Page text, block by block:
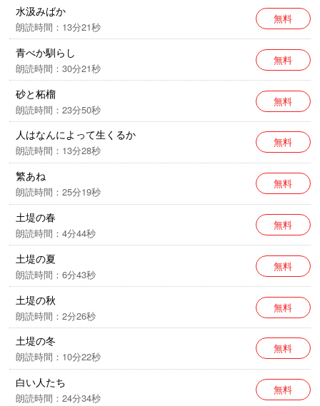
水汲みばか
朗読時間：13分21秒
無料
青べか馴らし
朗読時間：30分21秒
無料
砂と柘榴
朗読時間：23分50秒
無料
人はなんによって生くるか
朗読時間：13分28秒
無料
繁あね
朗読時間：25分19秒
無料
土堤の春
朗読時間：4分44秒
無料
土堤の夏
朗読時間：6分43秒
無料
土堤の秋
朗読時間：2分26秒
無料
土堤の冬
朗読時間：10分22秒
無料
白い人たち
朗読時間：24分34秒
無料